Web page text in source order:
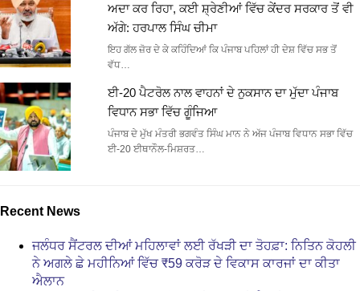
ਅਦਾ ਕਰ ਰਿਹਾ, ਕਈ ਸ਼੍ਰੇਣੀਆਂ ਵਿੱਚ ਕੇਂਦਰ ਸਰਕਾਰ ਤੋਂ ਵੀ
ਅੱਗੇ: ਹਰਪਾਲ ਸਿੰਘ ਚੀਮਾ
ਇਹ ਗੱਲ ਜ਼ੋਰ ਦੇ ਕੇ ਕਹਿੰਦਿਆਂ ਕਿ ਪੰਜਾਬ ਪਹਿਲਾਂ ਹੀ ਦੇਸ਼ ਵਿੱਚ ਸਭ ਤੋਂ
ਵੱਧ…
ਈ-20 ਪੈਟਰੋਲ ਨਾਲ ਵਾਹਨਾਂ ਦੇ ਨੁਕਸਾਨ ਦਾ ਮੁੱਦਾ ਪੰਜਾਬ
ਵਿਧਾਨ ਸਭਾ ਵਿੱਚ ਗੂੰਜਿਆ
ਪੰਜਾਬ ਦੇ ਮੁੱਖ ਮੰਤਰੀ ਭਗਵੰਤ ਸਿੰਘ ਮਾਨ ਨੇ ਅੱਜ ਪੰਜਾਬ ਵਿਧਾਨ ਸਭਾ ਵਿੱਚ
ਈ-20 ਈਥਾਨੌਲ-ਮਿਸ਼ਰਤ…
Recent News
ਜਲੰਧਰ ਸੈਂਟਰਲ ਦੀਆਂ ਮਹਿਲਾਵਾਂ ਲਈ ਰੱਖੜੀ ਦਾ ਤੋਹਫ਼ਾ: ਨਿਤਿਨ ਕੋਹਲੀ
ਨੇ ਅਗਲੇ ਛੇ ਮਹੀਨਿਆਂ ਵਿੱਚ ₹59 ਕਰੋੜ ਦੇ ਵਿਕਾਸ ਕਾਰਜਾਂ ਦਾ ਕੀਤਾ
ਐਲਾਨ